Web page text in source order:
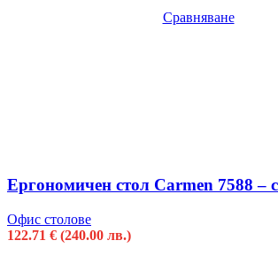
Сравняване
Ергономичен стол Carmen 7588 –
Офис столове
122.71 € (240.00 лв.)